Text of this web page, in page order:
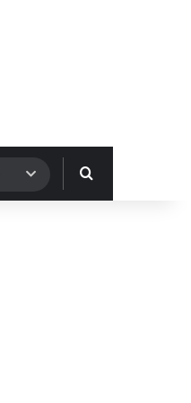
Hledat